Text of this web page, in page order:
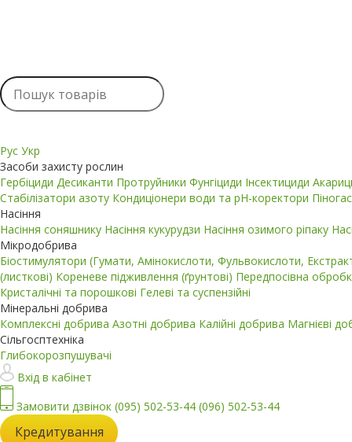
Рус Укр
Засоби захисту рослин
Гербіциди Десиканти Протруйники Фунгіциди Інсектициди
Стабілізатори азоту Кондиціонери води та pH-коректори
Насіння
Насіння соняшнику Насіння кукурудзи Насіння озимого ріпаку
Мікродобрива
Біостимулятори (Гумати, Амінокислоти, Фульвокислоти,
(листкові) Кореневе підживлення (ґрунтові) Передпосівна
Кристалічні та порошкові Гелеві та суспензійні
Мінеральні добрива
Комплексні добрива Азотні добрива Калійні добрива Магнієві
Сільгосптехніка
Глибокорозпушувачі
Вхід в кабінет
Замовити дзвінок (095) 502-53-44 (096) 502-53-44
Кредитування